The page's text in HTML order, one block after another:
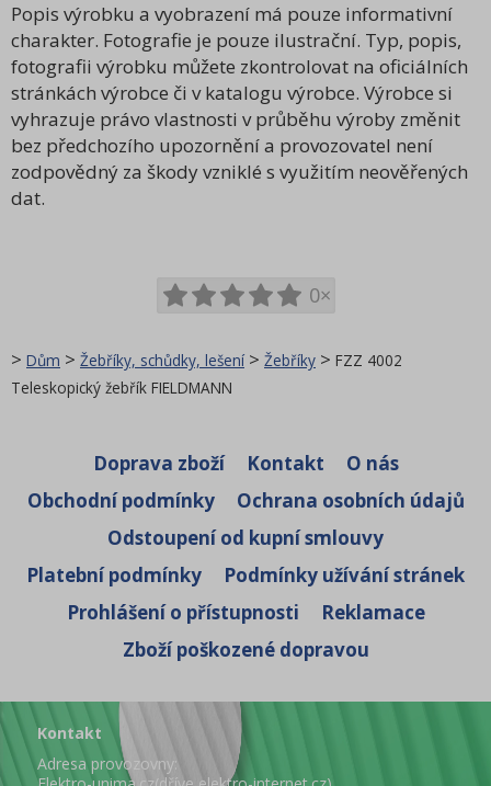
Popis výrobku a vyobrazení má pouze informativní
charakter. Fotografie je pouze ilustrační. Typ, popis,
fotografii výrobku můžete zkontrolovat na oficiálních
stránkách výrobce či v katalogu výrobce. Výrobce si
vyhrazuje právo vlastnosti v průběhu výroby změnit
bez předchozího upozornění a provozovatel není
zodpovědný za škody vzniklé s využitím neověřených
dat.
0×
> Dům > Žebříky, schůdky, lešení > Žebříky > FZZ 4002
Teleskopický žebřík FIELDMANN
Doprava zboží Kontakt
O nás
Obchodní podmínky
Ochrana osobních údajů
Odstoupení od kupní smlouvy
Platební podmínky
Podmínky užívání stránek
Prohlášení o přístupnosti
Reklamace
Zboží poškozené dopravou
Kontakt
Adresa provozovny: